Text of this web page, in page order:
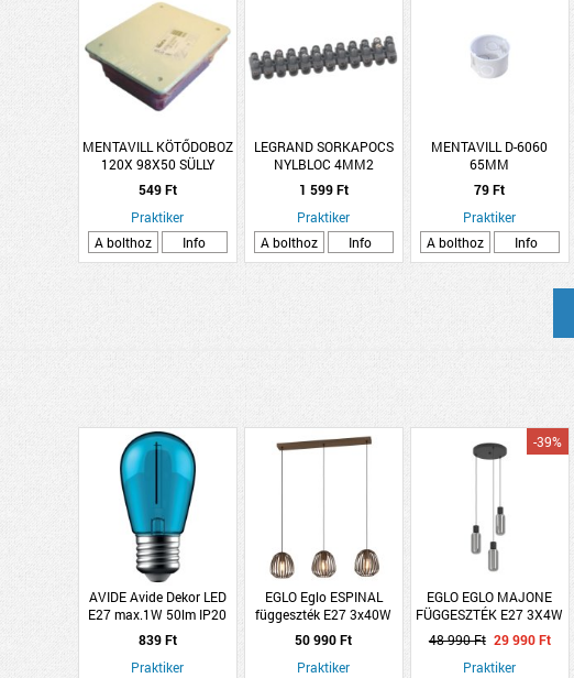
MENTAVILL KÖTŐDOBOZ
120X 98X50 SÜLLY
CSAV.F
549 Ft
Praktiker
A bolthoz
Info
LEGRAND SORKAPOCS
NYLBLOC 4MM2
1 599 Ft
Praktiker
A bolthoz
Info
MENTAVILL D-6060
65MM
SZERELVÉNYDOBOZ
79 Ft
Praktiker
A bolthoz
Info
AVIDE Avide Dekor LED
E27 max.1W 50lm IP20
filament gömb kék
839 Ft
Praktiker
EGLO Eglo ESPINAL
függeszték E27 3x40W
IP20 90x19,7x110cm
bronz
50 990 Ft
Praktiker
EGLO EGLO MAJONE
FÜGGESZTÉK E27 3X4W
110X30CM FEKETE
-39%
48 990 Ft 29 990 Ft
Praktiker